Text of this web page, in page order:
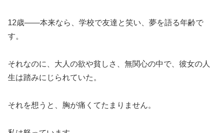
12歳――本来なら、学校で友達と笑い、夢を語る年齢で
す。
それなのに、大人の欲や貧しさ、無関心の中で、彼女の人
生は踏みにじられていた。
それを想うと、胸が痛くてたまりません。